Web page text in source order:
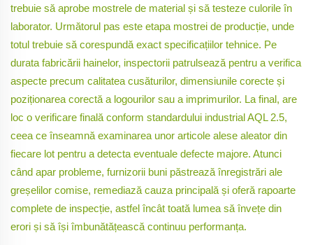
trebuie să aprobe mostrele de material și să testeze culorile în
laborator. Următorul pas este etapa mostrei de producție, unde
totul trebuie să corespundă exact specificațiilor tehnice. Pe
durata fabricării hainelor, inspectorii patrulsează pentru a verifica
aspecte precum calitatea cusăturilor, dimensiunile corecte și
poziționarea corectă a logourilor sau a imprimurilor. La final, are
loc o verificare finală conform standardului industrial AQL 2.5,
ceea ce înseamnă examinarea unor articole alese aleator din
fiecare lot pentru a detecta eventuale defecte majore. Atunci
când apar probleme, furnizorii buni păstrează înregistrări ale
greșelilor comise, remediază cauza principală și oferă rapoarte
complete de inspecție, astfel încât toată lumea să învețe din
erori și să își îmbunătățească continuu performanța.